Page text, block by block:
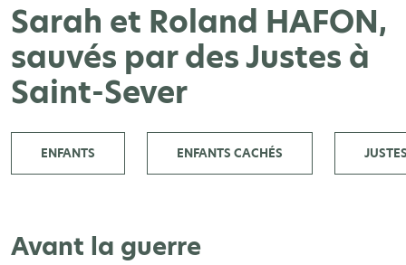
Sarah et Roland HAFON,
sauvés par des Justes à
Saint-Sever
ENFANTS ENFANTS CACHÉS
Avant la guerre